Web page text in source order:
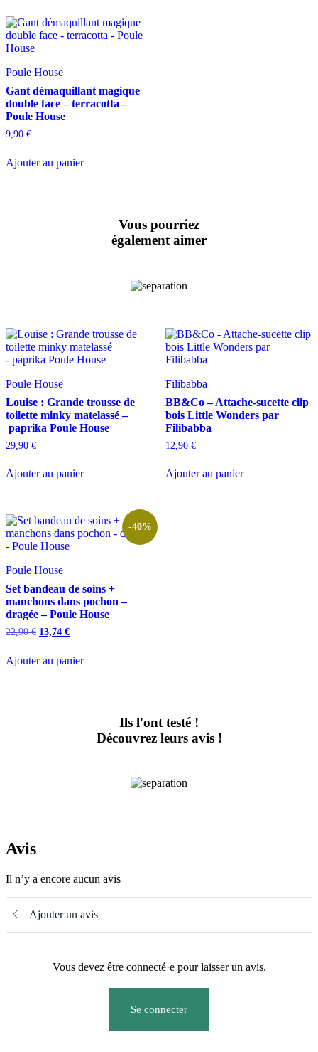
Poule House
Gant démaquillant magique
double face – terracotta –
Poule House
9,90 €
Ajouter au panier
Vous pourriez
également aimer
Poule House
Louise : Grande trousse de
toilette minky matelassé –
paprika Poule House
29,90 €
Ajouter au panier
Filibabba
BB&Co – Attache-sucette clip
bois Little Wonders par
Filibabba
12,90 €
Ajouter au panier
-40%
Poule House
Set bandeau de soins +
manchons dans pochon –
dragée – Poule House
22,90€ Le
était :
13,74 €Le
actuel
est :
Ajouter au panier
Ils l'ont testé !
Découvrez leurs avis !
Avis
Il n’y a encore aucun avis
Ajouter un avis
Vous devez être connecté·e pour laisser un avis.
Se connecter